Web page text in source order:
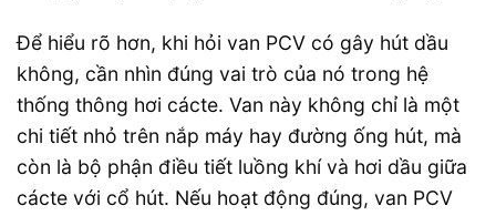
Để hiểu rõ hơn, khi hỏi van PCV có gây hút dầu
không, cần nhìn đúng vai trò của nó trong hệ
thống thông hơi cácte. Van này không chỉ là một
chi tiết nhỏ trên nắp máy hay đường ống hút, mà
còn là bộ phận điều tiết luồng khí và hơi dầu giữa
cácte với cổ hút. Nếu hoạt động đúng, van PCV